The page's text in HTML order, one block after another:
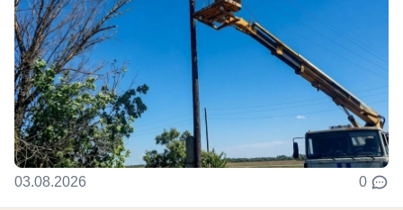
03.08.2026 0